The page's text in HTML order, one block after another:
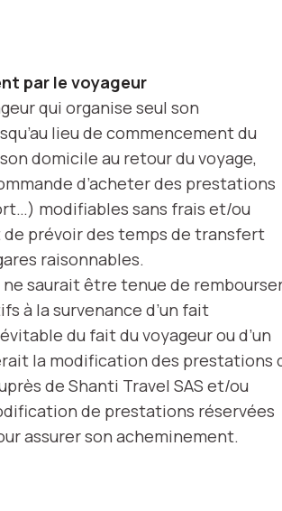
par le voyageur
qui organise seul son
lieu de commencement du
domicile au retour du voyage,
d’acheter des prestations
modifiables sans frais et/ou
prévoir des temps de transfert
raisonnables.
ne saurait être tenue de
à la survenance d’un fait
du fait du voyageur ou d’un
la modification des prestations
de Shanti Travel SAS et/ou
de prestations réservées
assurer son acheminement.